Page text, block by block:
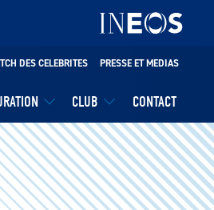
CLUB CONTACT
DES CELEBRITES PRESSE ET MEDIAS